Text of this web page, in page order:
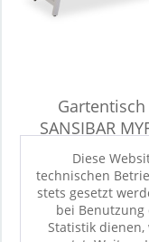
Gartentisch
SANSIBAR
Sofort
UVP1.499,00 €
449,50 €
Diese
technischen
stets gesetzt
bei
Statistik